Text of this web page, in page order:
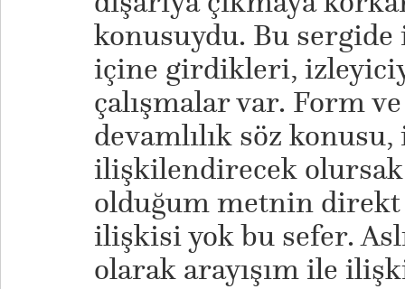
konusuydu. Bu
içine girdikleri,
çalışmalar var. Form
devamlılık söz
ilişkilendirecek
olduğum metnin direkt
ilişkisi yok bu sefer.
olarak arayışım ile